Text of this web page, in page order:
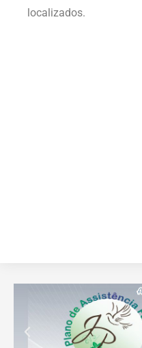
localizados.